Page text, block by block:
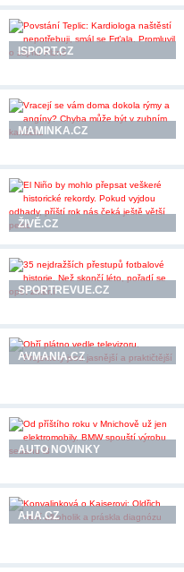
ISPORT.CZ
MAMINKA.CZ
ŽIVĚ.CZ
SPORTREVUE.CZ
AVMANIA.CZ
AUTO NOVINKY
AHA.CZ